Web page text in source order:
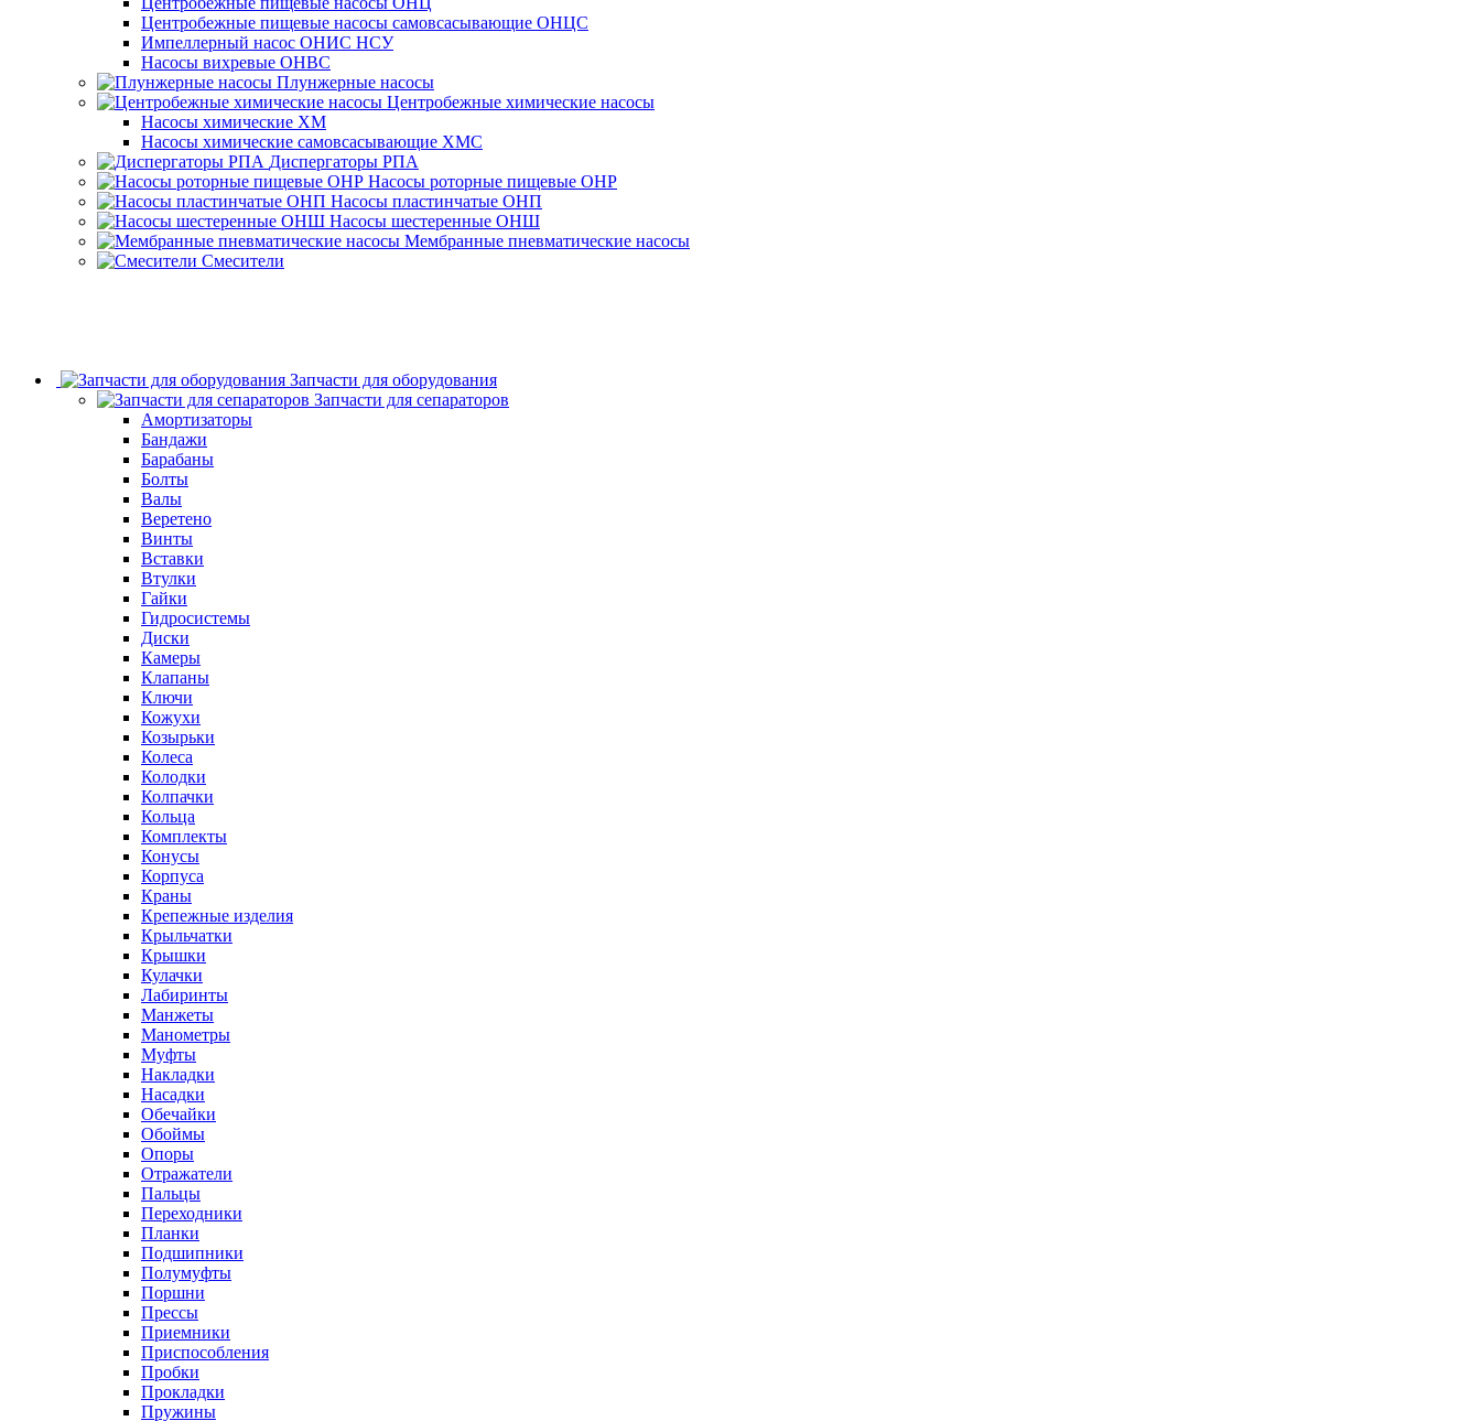
Центробежные пищевые насосы самовсасывающие ОНЦС
Импеллерный насос ОНИС НСУ
Насосы вихревые ОНВС
Плунжерные насосы
Центробежные химические насосы
Насосы химические ХМ
Насосы химические самовсасывающие ХМС
Диспергаторы РПА
Насосы роторные пищевые ОНР
Насосы пластинчатые ОНП
Насосы шестеренные ОНШ
Мембранные пневматические насосы
Смесители
Запчасти для оборудования
Запчасти для сепараторов
Амортизаторы
Бандажи
Барабаны
Болты
Валы
Веретено
Винты
Вставки
Втулки
Гайки
Гидросистемы
Диски
Камеры
Клапаны
Ключи
Кожухи
Козырьки
Колеса
Колодки
Колпачки
Кольца
Комплекты
Конусы
Корпуса
Краны
Крепежные изделия
Крыльчатки
Крышки
Кулачки
Лабиринты
Манжеты
Манометры
Муфты
Накладки
Насадки
Обечайки
Обоймы
Опоры
Отражатели
Пальцы
Переходники
Планки
Подшипники
Полумуфты
Поршни
Прессы
Приемники
Приспособления
Пробки
Прокладки
Пружины